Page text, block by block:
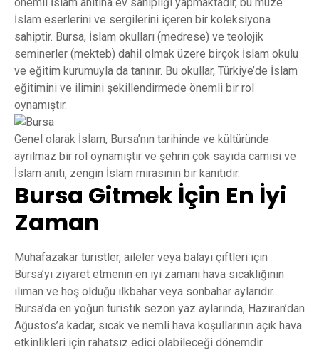
İslam eserlerini ve sergilerini içeren bir koleksiyona
sahiptir. Bursa, İslam okulları (medrese) ve teolojik
seminerler (mekteb) dahil olmak üzere birçok İslam okulu
ve eğitim kurumuyla da tanınır. Bu okullar, Türkiye’de İslam
eğitimini ve ilimini şekillendirmede önemli bir rol
oynamıştır.
Genel olarak İslam, Bursa’nın tarihinde ve kültüründe
ayrılmaz bir rol oynamıştır ve şehrin çok sayıda camisi ve
İslam anıtı, zengin İslam mirasının bir kanıtıdır.
Bursa Gitmek İçin En İyi
Zaman
Muhafazakar turistler, aileler veya balayı çiftleri için
Bursa’yı ziyaret etmenin en iyi zamanı hava sıcaklığının
ılıman ve hoş olduğu ilkbahar veya sonbahar aylarıdır.
Bursa’da en yoğun turistik sezon yaz aylarında, Haziran’dan
Ağustos’a kadar, sıcak ve nemli hava koşullarının açık hava
etkinlikleri için rahatsız edici olabileceği dönemdir.